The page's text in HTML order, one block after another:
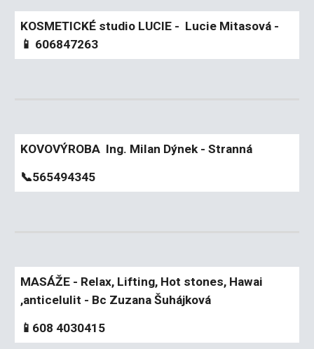
KOSMETICKÉ studio LUCIE - Lucie Mitasová -
📱 606847263
KOVOVÝROBA Ing. Milan Dýnek - Stranná
📞565494345
MASÁŽE - Relax, Lifting, Hot stones, Hawai
,anticelulit - Bc Zuzana Šuhájková
📱608 4030415